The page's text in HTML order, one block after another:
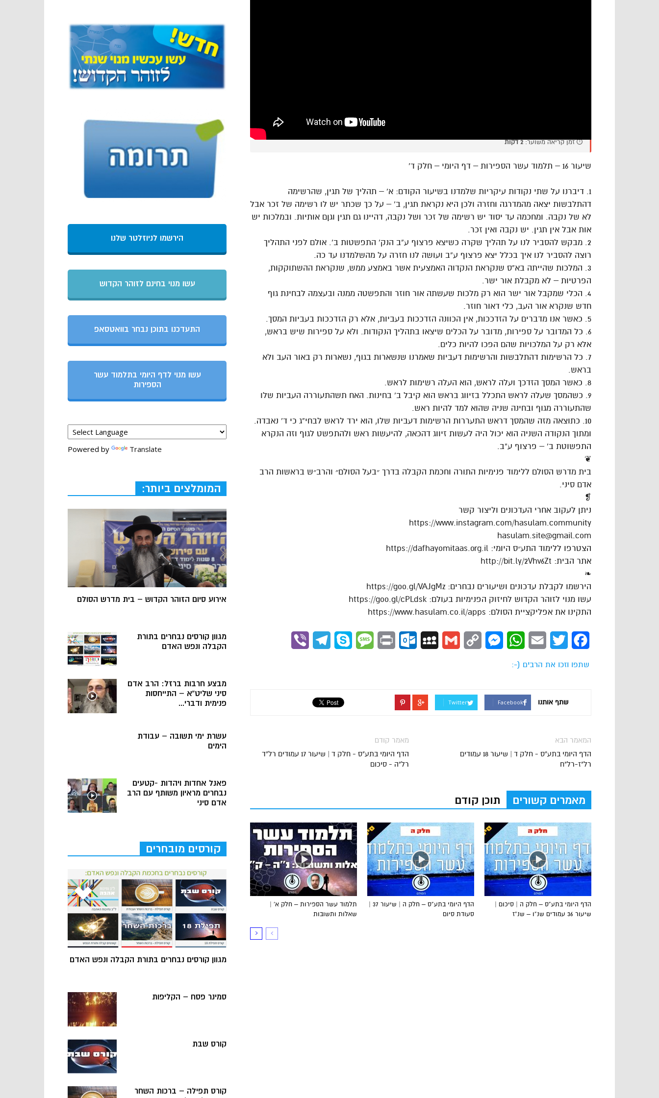
⏱️ זמן קריאה משוער:2 דקות
שיעור 16 – תלמוד עשר הספירות – דף היומי – חלק ד’
1. דיברנו על שתי נקודות עיקריות שלמדנו בשיעור הקודם: א’ – תהליך של תגין, שהרשימה
דהתלבשות יצאה מהמדרגה וחזרה ולכן היא נקראת תגין, ב’ – על כך שכתר יש לו רשימה של זכר אבל
לא של נקבה. ומחכמה עד יסוד יש רשימה של זכר ושל נקבה, דהיינו גם תגין וגןם אותיות. ובמלכות יש
אות אבל אין תגין. יש נקבה ואין זכר.
2. מבקש להסביר לנו על תהליך שקרה כשיצא פרצוף ע”ב הנק’ התפשטות ב’. אולם לפני התהליך
רוצה להסביר לנו איך בכלל יצא פרצוף ע”ב ועושה לנו חזרה על מהשלמדנו עד כה.
3. המלכות שהייתה בא”ס שנקראת הנקדוה האמצעית אשר באמצע ממש, שנקראת ההשתוקקות,
הפרטיות – לא מקבלת אור ישר.
4. הכלי שמקבל אור ישר הוא רק מלכות שעשתה אור חוזר והתפשטה ממנה ובעצמה לבחינת גוף
חדש שנקרא אור העב, כלי דאור חוזר.
5. כאשר אנו מדברים על הזדככות, אין הכוונה הזדככות בעביות, אלא רק הזדככות בעביות המסך.
6. כל המדובר על ספירות, מדובר על הכלים שיצאו בתהליך הנקודות. ולא על ספירות שיש בראש,
אלא רק על המלכויות שהם הפכו להיות כלים.
7. כל הרשימות דהתלבשות והרשימות דעביות שאמרנו שנשארות בגוף, נשארות רק באור העב ולא
בראש.
8. כאשר המסך הזדכך ועלה לראש, הוא העלה רשימות לראש.
9. כשהמסך שעלה לראש התכלל בזיווג בראש הוא קיבל ב’ בחינות. האח תשהתעוררה העביות שלו
שהתעוררה מגוף ובחינה שניה שהוא למד להיות ראש.
10. כתוצאה מזה שהמסך דראש התעררות הרשימות דעביות שלו, הוא ירד לראש לבחי”ג כי ד’ נאבדה.
ומתוך הנקודה השניה הוא יכול היה לעשות זיווג דהכאה, להיעשות ראש ולהתפשט לגוף וזה הנקרא
התפשוטת ב’ – פרצוף ע”ב.
❦
בית מדרש הסולם ללימוד פנימיות התורה וחכמת הקבלה בדרך ״בעל הסולם״ והרב״ש בראשות הרב
אדם סיני.
❡
ניתן לעקוב אחרי העדכונים וליצור קשר
https://www.instagram.com/hasulam.community
hasulam.site@gmail.com
הצטרפו ללימוד התע״ס היומי: https://dafhayomitaas.org.il
אתר הבית: http://bit.ly/2Vhv6Zt
❧
הירשמו לקבלת עדכונים ושיעורים נבחרים: https://goo.gl/VAJgMz
עשו מנוי לזוהר הקדוש לחיזוק הפנימיות בעולם: https://goo.gl/cPLdsk
התקינו את אפליקציית הסולם: https://www.hasulam.co.il/apps
Facebook
Twitter
Email
WhatsApp
Messenger
Copy
Gmail
MySpace
Outlook.com
Print
Message
Skype
Telegram
שתפו וזכו את הרבים (-:
שתף אותנו Facebook
Twitter
מאמר קודם
הדף היומי בתע"ס - חלק ד | שיעור 17 עמודים רל"ד
רל"ה - סיכום
המאמר הבא
הדף היומי בתע"ס - חלק ד | שיעור 18 עמודים
רל"ז-רל"ח
מאמרים קשורים תוכן קודם
תלמוד עשר הספירות – חלק א’ |
שאלות ותשובות
סעודת סיום
הדף היומי בתע”ס – חלק ה | סיכום |
שיעור 36 עמודים שנ”ו – שנ”ז
הירשמו לניוזלטר שלנו
עשו מנוי בחינם לזוהר הקדוש
התעדכנו בתוכן נבחר בוואטסאפ
עשו מנוי לדף היומי בתלמוד עשר
הספירות
Powered by Translate
המומלצים ביותר:
אירוע סיום הזוהר הקדוש – בית מדרש הסולם
מגוון קורסים נבחרים בתורת
הקבלה ונפש האדם
מבצע חרבות ברזל: הרב אדם
סיני שליט”א – התייחסות
פנימית ודברי...
עשרת ימי תשובה – עבודת
הימים
פאנל אחדות ויהדות -קטעים
נבחרים מראיון משותף עם הרב
אדם סיני
קורסים מובחרים
מגוון קורסים נבחרים בתורת הקבלה ונפש האדם
סמינר פסח – הקליפות
קורס שבת
קורס תפילה – ברכות השחר